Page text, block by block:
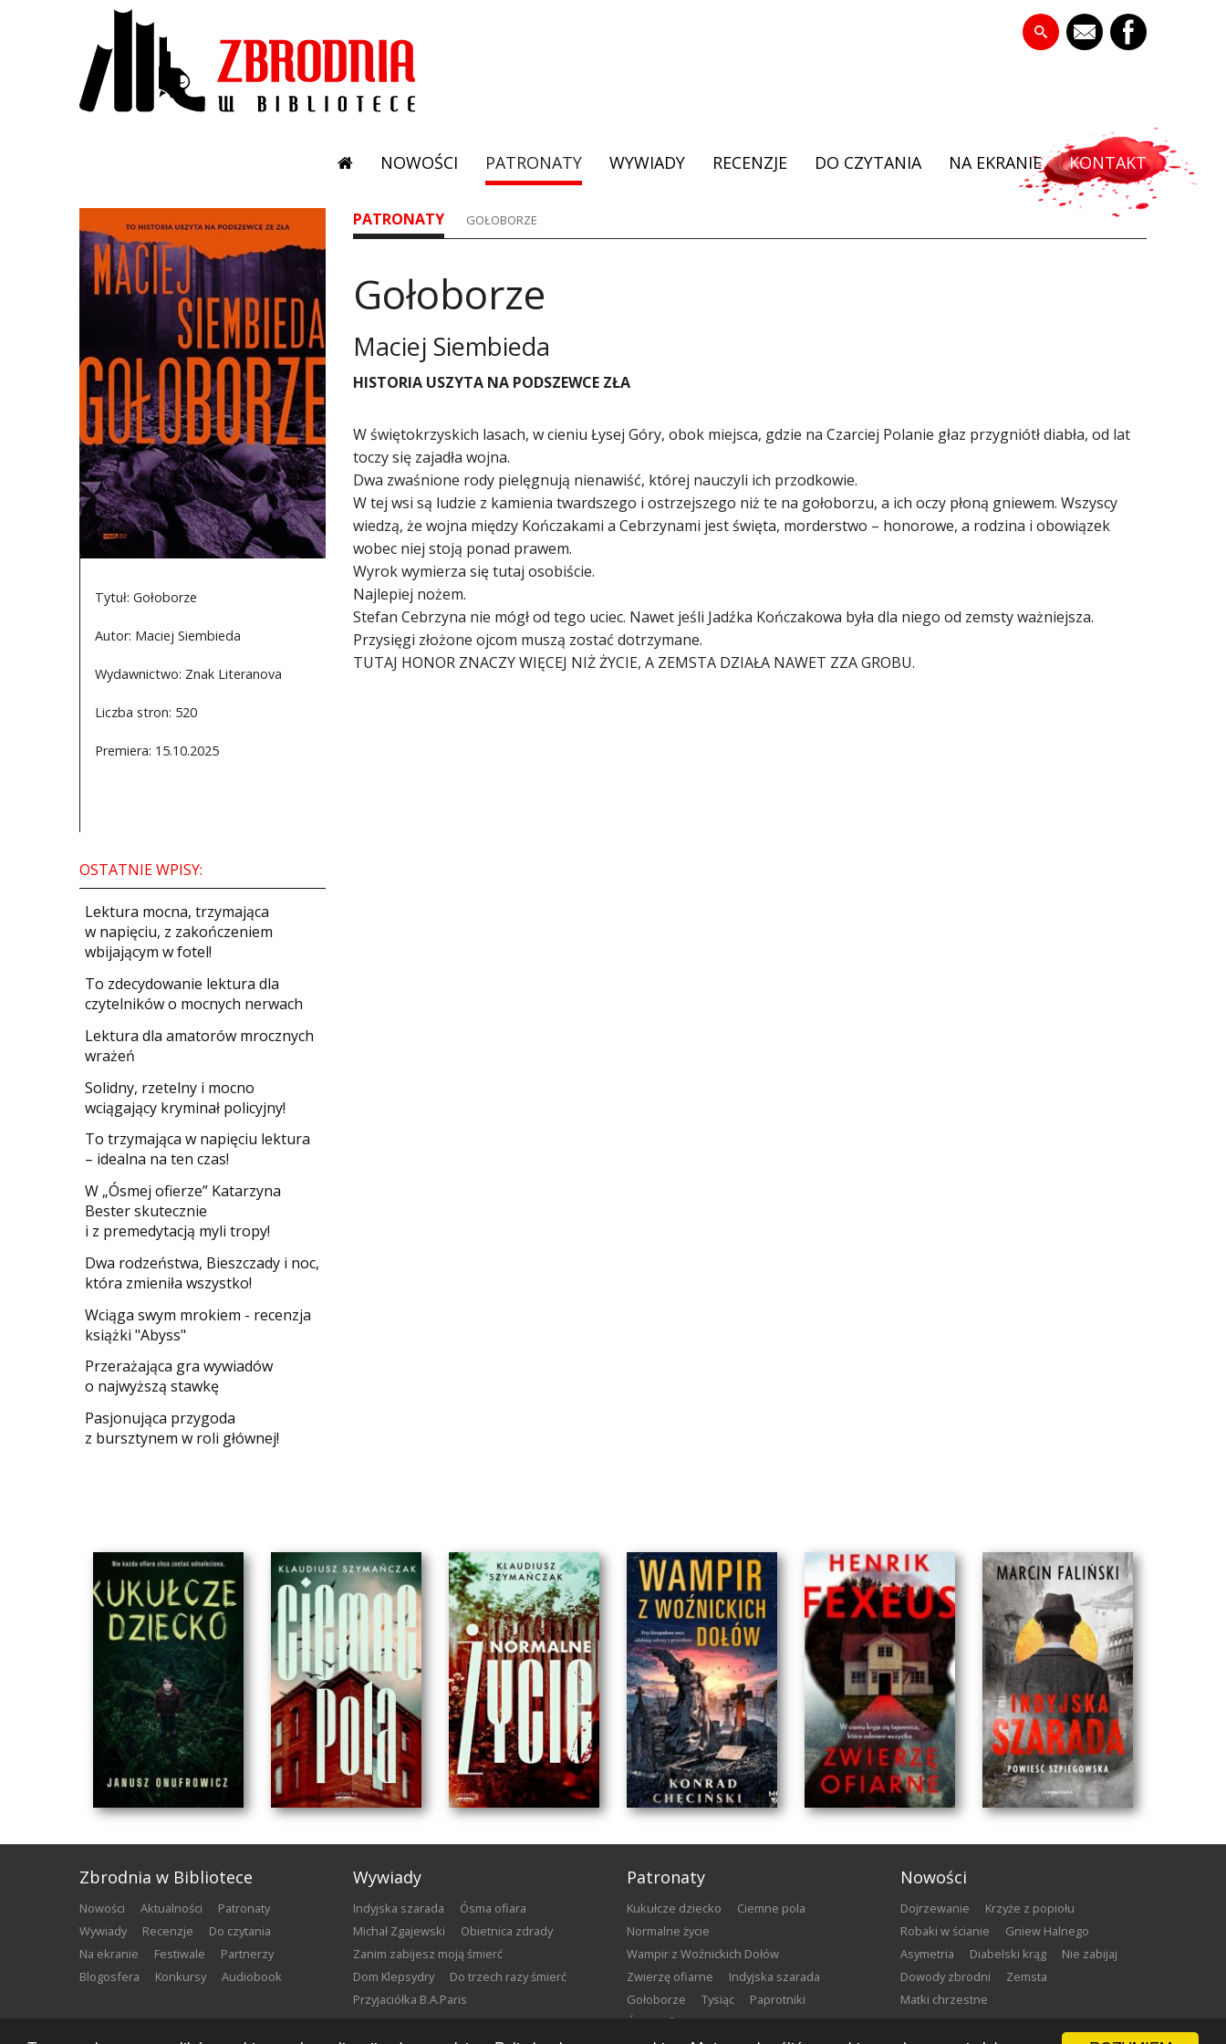
NOWOŚCI PATRONATY WYWIADY RECENZJE DO CZYTANIA NA EKRANIE KONTAKT
Tytuł: Gołoborze
Autor: Maciej Siembieda
Wydawnictwo: Znak Literanova
Liczba stron: 520
Premiera: 15.10.2025
OSTATNIE WPISY:
​Lektura mocna, trzymająca
w napięciu, z zakończeniem
wbijającym w fotel!
​To zdecydowanie lektura dla
czytelników o mocnych nerwach
Lektura dla amatorów mrocznych
wrażeń
Solidny, rzetelny i mocno
wciągający kryminał policyjny!
​To trzymająca w napięciu lektura
– idealna na ten czas!
W „Ósmej ofierze” Katarzyna
Bester skutecznie
i z premedytacją myli tropy!
Dwa rodzeństwa, Bieszczady i noc,
która zmieniła wszystko!
Wciąga swym mrokiem - recenzja
książki "Abyss"
​Przerażająca gra wywiadów
o najwyższą stawkę
Pasjonująca przygoda
z bursztynem w roli głównej!
PATRONATY GOŁOBORZE
Gołoborze
Maciej Siembieda
​HISTORIA USZYTA NA PODSZEWCE ZŁA
W świętokrzyskich lasach, w cieniu Łysej Góry, obok miejsca, gdzie na Czarciej Polanie głaz przygniótł diabła, od lat
toczy się zajadła wojna.
Dwa zwaśnione rody pielęgnują nienawiść, której nauczyli ich przodkowie.
W tej wsi są ludzie z kamienia twardszego i ostrzejszego niż te na gołoborzu, a ich oczy płoną gniewem. Wszyscy
wiedzą, że wojna między Kończakami a Cebrzynami jest święta, morderstwo – honorowe, a rodzina i obowiązek
wobec niej stoją ponad prawem.
Wyrok wymierza się tutaj osobiście.
Najlepiej nożem.
Stefan Cebrzyna nie mógł od tego uciec. Nawet jeśli Jadźka Kończakowa była dla niego od zemsty ważniejsza.
Przysięgi złożone ojcom muszą zostać dotrzymane.
TUTAJ HONOR ZNACZY WIĘCEJ NIŻ ŻYCIE, A ZEMSTA DZIAŁA NAWET ZZA GROBU.
WAMPIR
Zbrodnia w Bibliotece
nowości aktualności
patronaty
wywiady
recenzje
do czytania
na ekranie
festiwale
partnerzy
blogosfera
konkursy audiobook
Wywiady
Indyjska szarada
Ósma ofiara
Michał Zgajewski
Obietnica zdrady
Zanim zabijesz moją śmierć
Dom Klepsydry
Do trzech razy śmierć
Przyjaciółka B.A.Paris
Patronaty
Kukułcze dziecko
Ciemne pola
Normalne życie
Wampir z Woźnickich Dołów
Zwierzę ofiarne
Indyjska szarada
Gołoborze
Tysiąc
Paprotniki
Ósma ofiara
Nowości
Dojrzewanie
Krzyże z popiołu
Robaki w ścianie
Gniew Halnego
Asymetria
Diabelski krąg
Nie zabijaj
Dowody zbrodni
Zemsta
Matki chrzestne